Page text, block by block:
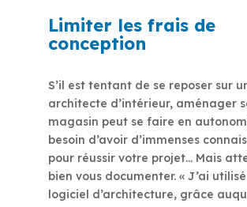
Limiter les frais de
conception
S’il est tentant de se reposer sur
architecte d’intérieur, aménager
magasin peut se faire en
besoin d’avoir d’immenses
pour réussir votre projet… Mais
bien vous documenter. « J’ai
logiciel d’architecture, grâce